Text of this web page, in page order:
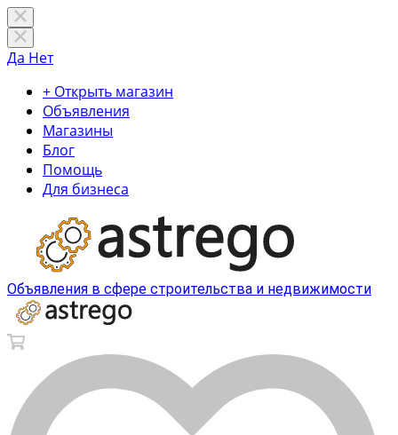
Да Нет
+ Открыть магазин
Объявления
Магазины
Блог
Помощь
Для бизнеса
Объявления в сфере строительства и недвижимости